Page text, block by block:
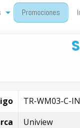
Promociones
TR-WM03-C-IN
Uniview